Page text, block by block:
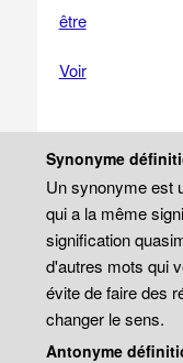
être
Voir
Synonyme
Un synonyme est
qui a la même
signification
d'autres mots qui
évite de faire des
changer le sens.
Antonyme